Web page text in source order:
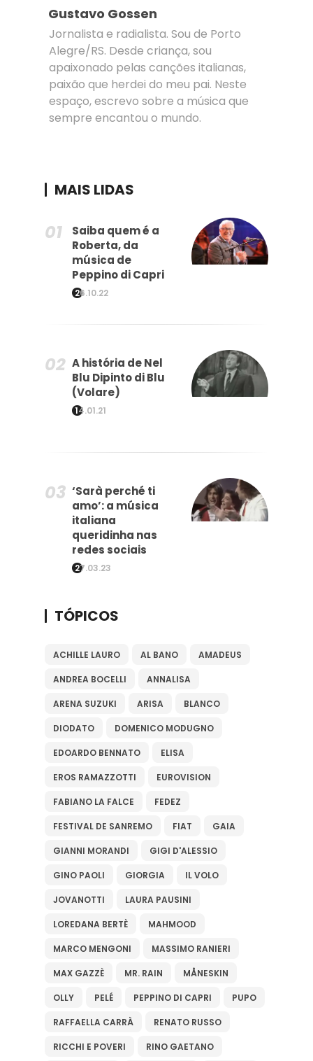
Gustavo Gossen
Jornalista e radialista. Sou de Porto
Alegre/RS. Desde criança, sou
apaixonado pelas canções italianas,
paixão que herdei do meu pai. Neste
espaço, escrevo sobre a música que
sempre encantou o mundo.
MAIS LIDAS
Saiba quem é a
Roberta, da
música de
Peppino di Capri
26.10.22
A história de Nel
Blu Dipinto di Blu
(Volare)
14.01.21
‘Sarà perché ti
amo’: a música
italiana
queridinha nas
redes sociais
27.03.23
TÓPICOS
ACHILLE LAURO AL BANO AMADEUS
ANDREA BOCELLI ANNALISA
ARENA SUZUKI ARISA BLANCO
DIODATO DOMENICO MODUGNO
EDOARDO BENNATO ELISA
EROS RAMAZZOTTI EUROVISION
FABIANO LA FALCE FEDEZ
FESTIVAL DE SANREMO FIAT GAIA
GIANNI MORANDI GIGI D'ALESSIO
GINO PAOLI GIORGIA IL VOLO
JOVANOTTI LAURA PAUSINI
LOREDANA BERTÈ MAHMOOD
MARCO MENGONI MASSIMO RANIERI
MAX GAZZÈ MR. RAIN MÅNESKIN
OLLY PELÉ PEPPINO DI CAPRI PUPO
RAFFAELLA CARRÀ RENATO RUSSO
RICCHI E POVERI RINO GAETANO